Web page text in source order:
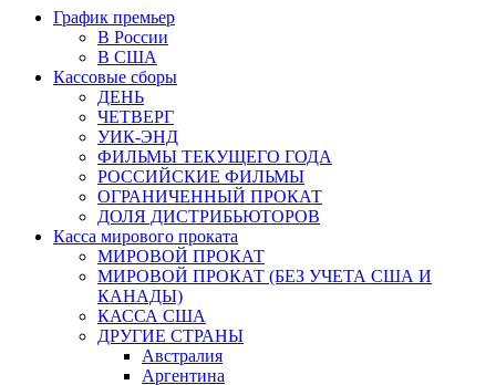
График премьер
В России
В США
Кассовые сборы
ДЕНЬ
ЧЕТВЕРГ
УИК-ЭНД
ФИЛЬМЫ ТЕКУЩЕГО ГОДА
РОССИЙСКИЕ ФИЛЬМЫ
ОГРАНИЧЕННЫЙ ПРОКАТ
ДОЛЯ ДИСТРИБЬЮТОРОВ
Касса мирового проката
МИРОВОЙ ПРОКАТ
МИРОВОЙ ПРОКАТ (БЕЗ УЧЕТА США И
КАНАДЫ)
КАССА США
ДРУГИЕ СТРАНЫ
Австралия
Аргентина